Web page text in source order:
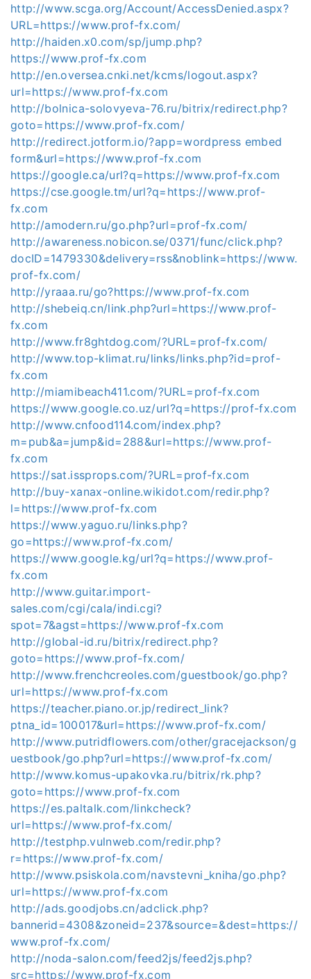
http://www.scga.org/Account/AccessDenied.aspx?
URL=https://www.prof-fx.com/
http://haiden.x0.com/sp/jump.php?
https://www.prof-fx.com
http://en.oversea.cnki.net/kcms/logout.aspx?
url=https://www.prof-fx.com
http://bolnica-solovyeva-76.ru/bitrix/redirect.php?
goto=https://www.prof-fx.com/
http://redirect.jotform.io/?app=wordpress embed
form&url=https://www.prof-fx.com
https://google.ca/url?q=https://www.prof-fx.com
https://cse.google.tm/url?q=https://www.prof-
fx.com
http://amodern.ru/go.php?url=prof-fx.com/
http://awareness.nobicon.se/0371/func/click.php?
docID=1479330&delivery=rss&noblink=https://www.
prof-fx.com/
http://yraaa.ru/go?https://www.prof-fx.com
http://shebeiq.cn/link.php?url=https://www.prof-
fx.com
http://www.fr8ghtdog.com/?URL=prof-fx.com/
http://www.top-klimat.ru/links/links.php?id=prof-
fx.com
http://miamibeach411.com/?URL=prof-fx.com
https://www.google.co.uz/url?q=https://prof-fx.com
http://www.cnfood114.com/index.php?
m=pub&a=jump&id=288&url=https://www.prof-
fx.com
https://sat.issprops.com/?URL=prof-fx.com
http://buy-xanax-online.wikidot.com/redir.php?
l=https://www.prof-fx.com
https://www.yaguo.ru/links.php?
go=https://www.prof-fx.com/
https://www.google.kg/url?q=https://www.prof-
fx.com
http://www.guitar.import-
sales.com/cgi/cala/indi.cgi?
spot=7&agst=https://www.prof-fx.com
http://global-id.ru/bitrix/redirect.php?
goto=https://www.prof-fx.com/
http://www.frenchcreoles.com/guestbook/go.php?
url=https://www.prof-fx.com
https://teacher.piano.or.jp/redirect_link?
ptna_id=100017&url=https://www.prof-fx.com/
http://www.putridflowers.com/other/gracejackson/g
uestbook/go.php?url=https://www.prof-fx.com/
http://www.komus-upakovka.ru/bitrix/rk.php?
goto=https://www.prof-fx.com
https://es.paltalk.com/linkcheck?
url=https://www.prof-fx.com/
http://testphp.vulnweb.com/redir.php?
r=https://www.prof-fx.com/
http://www.psiskola.com/navstevni_kniha/go.php?
url=https://www.prof-fx.com
http://ads.goodjobs.cn/adclick.php?
bannerid=4308&zoneid=237&source=&dest=https://
www.prof-fx.com/
http://noda-salon.com/feed2js/feed2js.php?
src=https://www.prof-fx.com